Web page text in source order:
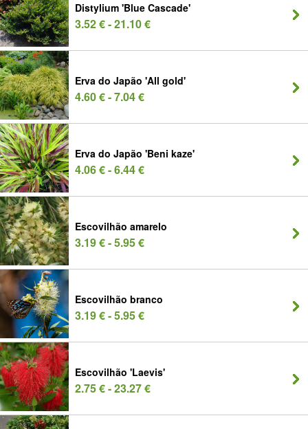
Distylium 'Blue Cascade'
3.52 € - 21.10 €
Erva do Japão 'All gold'
4.60 € - 7.04 €
Erva do Japão 'Beni kaze'
4.06 € - 6.44 €
Escovilhão amarelo
3.19 € - 5.95 €
Escovilhão branco
3.19 € - 5.95 €
Escovilhão 'Laevis'
2.75 € - 23.27 €